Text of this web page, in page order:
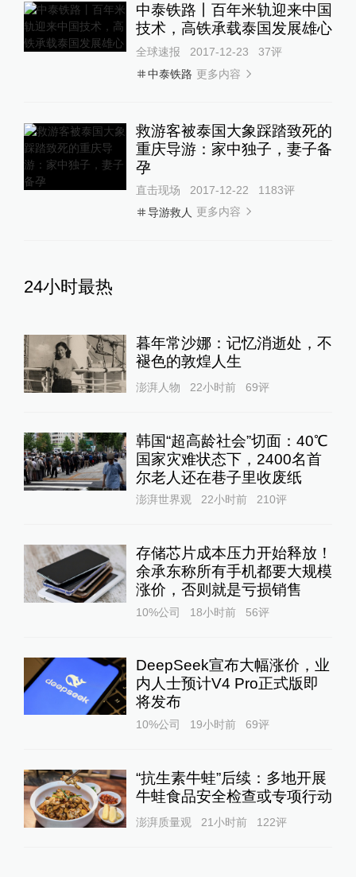
中泰铁路丨百年米轨迎来中国
技术，高铁承载泰国发展雄心
全球速报 2017-12-23 37评
中泰铁路 更多内容
救游客被泰国大象踩踏致死的
重庆导游：家中独子，妻子备
孕
直击现场 2017-12-22 1183评
导游救人 更多内容
24小时最热
暮年常沙娜：记忆消逝处，不
褪色的敦煌人生
澎湃人物 22小时前 69评
韩国“超高龄社会”切面：40℃
国家灾难状态下，2400名首
尔老人还在巷子里收废纸
澎湃世界观 22小时前 210评
存储芯片成本压力开始释放！
余承东称所有手机都要大规模
涨价，否则就是亏损销售
10%公司 18小时前 56评
DeepSeek宣布大幅涨价，业
内人士预计V4 Pro正式版即
将发布
10%公司 19小时前 69评
“抗生素牛蛙”后续：多地开展
牛蛙食品安全检查或专项行动
澎湃质量观 21小时前 122评